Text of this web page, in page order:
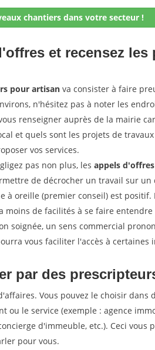
chantiers dans votre secteur !
et recensez les
pour artisan va consister à faire
n'hésitez pas à noter les
renseigner auprès de la mairie
et quels sont les projets de
vos services.
pas non plus, les appels d'offres
de décrocher un travail sur un
à oreille (premier conseil) est positif.
de facilités à se faire
soignée, un sens commercial
vous faciliter l'accès à certaines
par des
Vous pouvez le choisir dans
ou le service (exemple : agence
d'immeuble, etc.). Ceci vous
pour vous.